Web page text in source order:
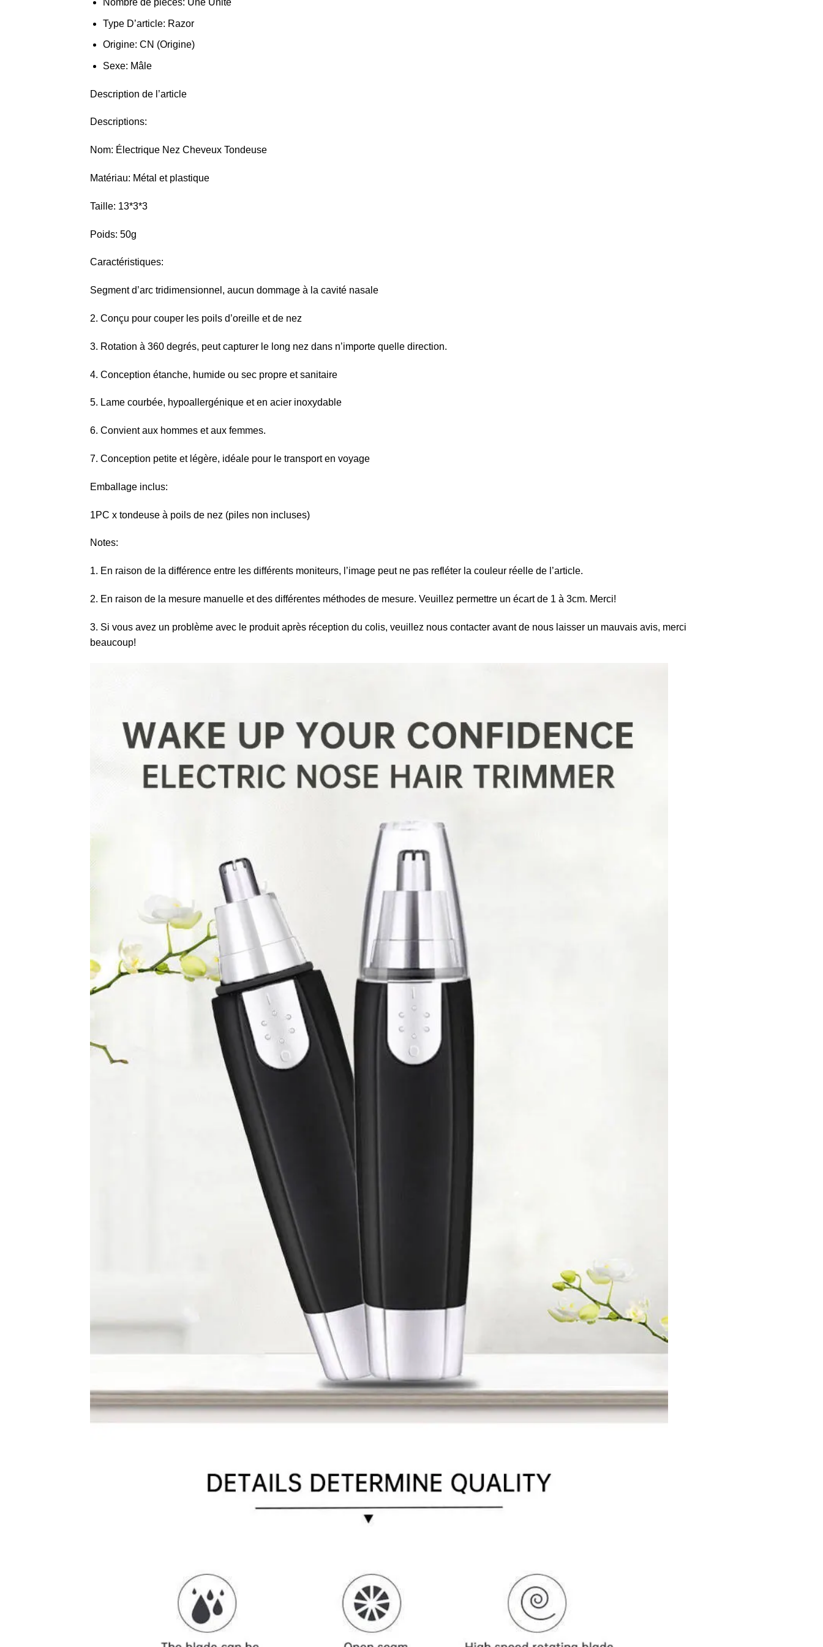
Nombre de pièces: Une Unité
Type D’article: Razor
Origine: CN (Origine)
Sexe: Mâle
Description de l’article
Descriptions:
Nom: Électrique Nez Cheveux Tondeuse
Matériau: Métal et plastique
Taille: 13*3*3
Poids: 50g
Caractéristiques:
Segment d’arc tridimensionnel, aucun dommage à la cavité nasale
2. Conçu pour couper les poils d’oreille et de nez
3. Rotation à 360 degrés, peut capturer le long nez dans n’importe quelle direction.
4. Conception étanche, humide ou sec propre et sanitaire
5. Lame courbée, hypoallergénique et en acier inoxydable
6. Convient aux hommes et aux femmes.
7. Conception petite et légère, idéale pour le transport en voyage
Emballage inclus:
1PC x tondeuse à poils de nez (piles non incluses)
Notes:
1. En raison de la différence entre les différents moniteurs, l’image peut ne pas refléter la couleur réelle de l’article.
2. En raison de la mesure manuelle et des différentes méthodes de mesure. Veuillez permettre un écart de 1 à 3cm. Merci!
3. Si vous avez un problème avec le produit après réception du colis, veuillez nous contacter avant de nous laisser un mauvais avis, merci
beaucoup!